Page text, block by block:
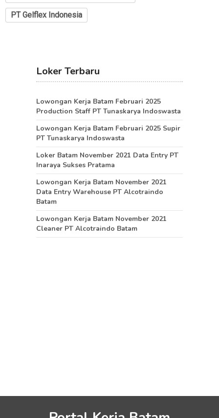
PT Gelflex Indonesia
Loker Terbaru
Lowongan Kerja Batam Februari 2025
Production Staff PT Tunaskarya Indoswasta
Lowongan Kerja Batam Februari 2025 Supir
PT Tunaskarya Indoswasta
Loker Batam November 2021 Data Entry PT
Inaraya Sukses Pratama
Lowongan Kerja Batam November 2021
Data Entry Warehouse PT Alcotraindo
Batam
Lowongan Kerja Batam November 2021
Cleaner PT Alcotraindo Batam